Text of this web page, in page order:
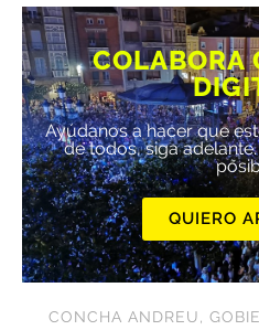
COLABORA
Ayúdanos a hacer que
de todos, siga
QUIERO
CONCHA ANDREU,